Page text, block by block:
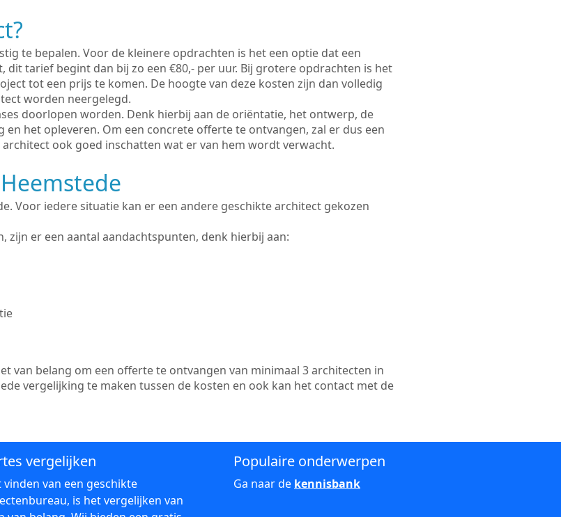
te bepalen. Voor de kleinere opdrachten is het een optie dat een
tarief begint dan bij zo een €80,- per uur. Bij grotere opdrachten is het
tot een prijs te komen. De hoogte van deze kosten zijn dan volledig
worden neergelegd.
doorlopen worden. Denk hierbij aan de oriëntatie, het ontwerp, de
het opleveren. Om een concrete offerte te ontvangen, zal er dus een
ook goed inschatten wat er van hem wordt verwacht.
Voor iedere situatie kan er een andere geschikte architect gekozen
zijn er een aantal aandachtspunten, denk hierbij aan:
van belang om een offerte te ontvangen van minimaal 3 architecten in
vergelijking te maken tussen de kosten en ook kan het contact met de
vergelijken
vinden van een geschikte
is het vergelijken van
Populaire onderwerpen
Ga naar de kennisbank